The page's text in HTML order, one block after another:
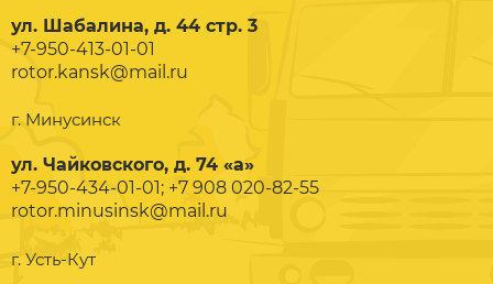
ул. Шабалина, д. 44 стр. 3
+7-950-413-01-01
rotor.kansk@mail.ru
г. Минусинск
ул. Чайковского, д. 74 «а»
+7-950-434-01-01; +7 908 020-82-55
rotor.minusinsk@mail.ru
г. Усть-Кут